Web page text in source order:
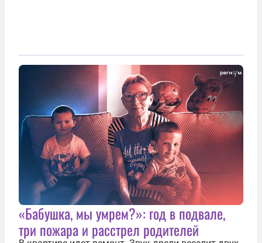
«Бабушка, мы умрем?»: год в подвале,
три пожара и расстрел родителей